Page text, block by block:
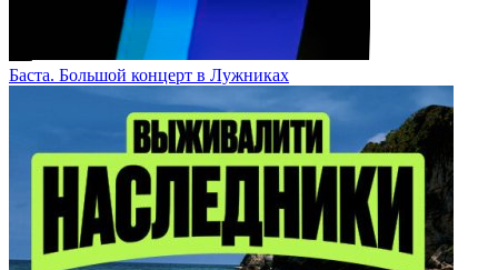
Баста. Большой концерт в Лужниках